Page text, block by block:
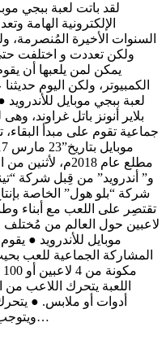
لقد باتت لعبة ببجي
الإلكترونية الهامة
السنوات الأخيرة
ولكن تعددت و اختلفت
يمكن لمن يلعبها أن
الكمبيوتر، ولكن اليوم
لعبة ببجي موبايل
جماعية تقوم على مبدأ
مطلع عام 2018م،
شركة “بلو هول” الخاصة
تقتصِر على اللعب مع أبناء
لاعبين حول العالم من مُختلف
موبايل للأندرويد ●
المشاركة الجماعية للعب
اللعبة يتحرك اللاعب
أدوات أو ملابس. ●
ويتوجب على كل لاعب البحث عن كُل…